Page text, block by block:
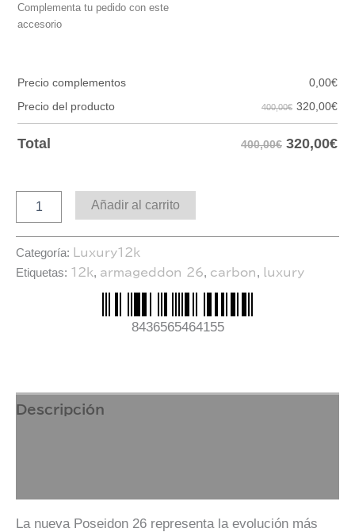
Complementa tu pedido con este
accesorio
Precio complementos 0,00€
Precio del producto
400,00€ 320,00€
Total 400,00€ 320,00€
Añadir al carrito
Categoría: Luxury12k
Etiquetas: 12k, armageddon 26, carbon , luxury
8436565464155
Descripción
La nueva Poseidon 26 representa la evolución más